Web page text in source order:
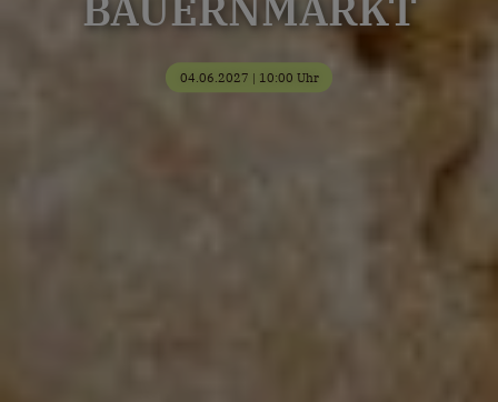
04.06.2027 | 10:00 Uhr